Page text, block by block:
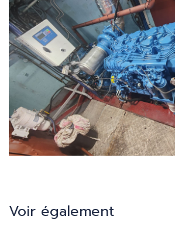
Voir également